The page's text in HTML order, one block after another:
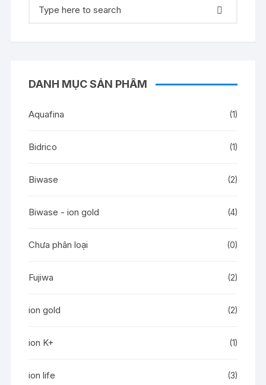
kiếm:
DANH MỤC SẢN PHẨM
Aquafina (1)
Bidrico (1)
Biwase (2)
Biwase - ion gold (4)
Chưa phân loại (0)
Fujiwa (2)
ion gold (2)
ion K+ (1)
ion life (3)